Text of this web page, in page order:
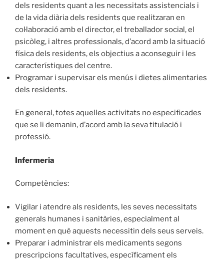
dels residents quant a les necessitats assistencials i
de la vida diària dels residents que realitzaran en
col·laboració amb el director, el treballador social, el
psicòleg, i altres professionals, d’acord amb la situació
física dels residents, els objectius a aconseguir i les
característiques del centre.
Programar i supervisar els menús i dietes alimentaries
dels residents.
En general, totes aquelles activitats no especificades
que se li demanin, d’acord amb la seva titulació i
professió.
Infermeria
Competències:
Vigilar i atendre als residents, les seves necessitats
generals humanes i sanitàries, especialment al
moment en què aquests necessitin dels seus serveis.
Preparar i administrar els medicaments segons
prescripcions facultatives, específicament els